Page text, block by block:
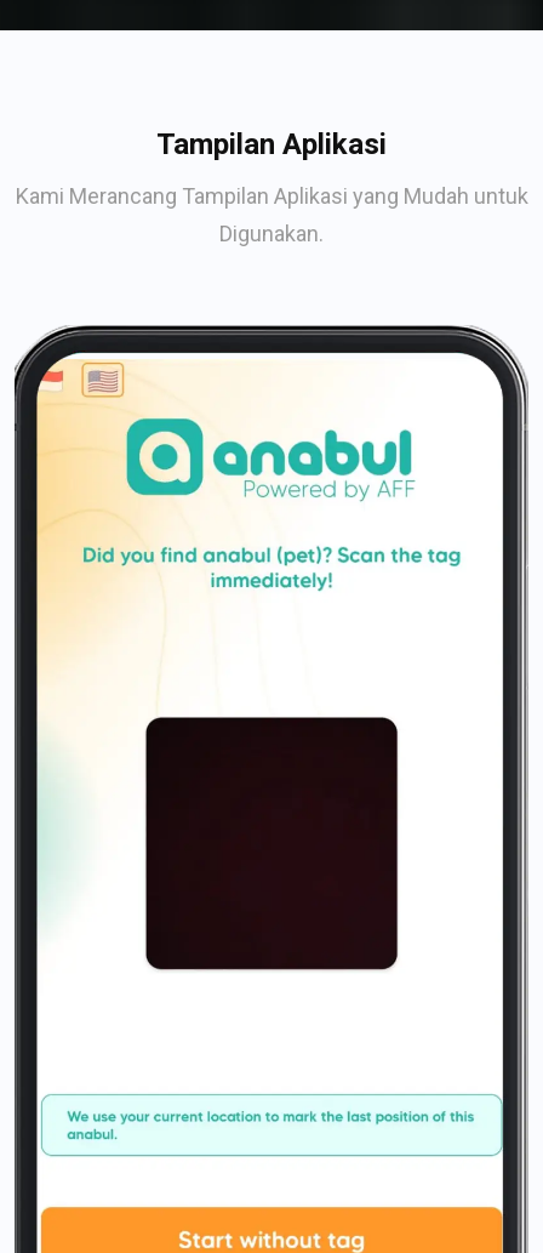
Tampilan Aplikasi
Kami Merancang Tampilan Aplikasi yang Mudah untuk
Digunakan.